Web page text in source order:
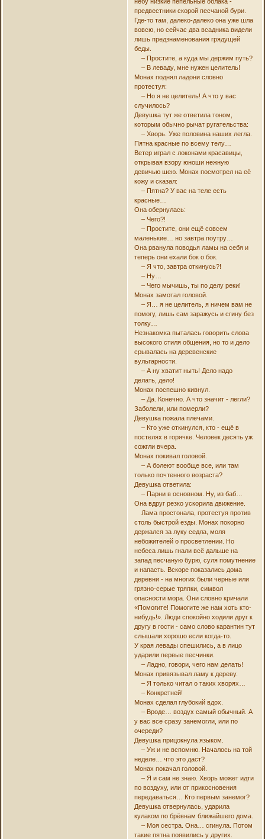
предвестники скорой песчаной бури.
Где-то там, далеко-далеко она уже шла
вовсю, но сейчас два всадника видели
лишь предзнаменования грядущей
беды.
– Простите, а куда мы держим путь?
– В леваду, мне нужен целитель!
Монах поднял ладони словно
протестуя:
– Но я не целитель! А что у вас
случилось?
Девушка тут же ответила тоном,
которым обычно рычат ругательства:
– Хворь. Уже половина наших легла.
Пятна красные по всему телу…
Ветер играл с локонами красавицы,
открывая взору юноши нежную
девичью шею. Монах посмотрел на её
кожу и сказал:
– Пятна? У вас на теле есть
красные…
Она обернулась:
– Чего?!
– Простите, они ещё совсем
маленькие… но завтра поутру…
Она рванула поводья ламы на себя и
теперь они ехали бок о бок.
– Я что, завтра откинусь?!
– Ну…
– Чего мычишь, ты по делу реки!
Монах замотал головой.
– Я… я не целитель, я ничем вам не
помогу, лишь сам заражусь и сгину без
толку…
Незнакомка пыталась говорить слова
высокого стиля общения, но то и дело
срывалась на деревенские
вульгарности.
– А ну хватит ныть! Дело надо
делать, дело!
Монах поспешно кивнул.
– Да. Конечно. А что значит - легли?
Заболели, или померли?
Девушка пожала плечами.
– Кто уже откинулся, кто - ещё в
постелях в горячке. Человек десять уж
сожгли вчера.
Монах покивал головой.
– А болеют вообще все, или там
только почтенного возраста?
Девушка ответила:
– Парни в основном. Ну, из баб…
Она вдруг резко ускорила движение.
Лама простонала, протестуя против
столь быстрой езды. Монах покорно
держался за луку седла, моля
небожителей о просветлении. Но
небеса лишь гнали всё дальше на
запад песчаную бурю, суля помутнение
и напасть. Вскоре показались дома
деревни - на многих были черные или
грязно-серые тряпки, символ
опасности мора. Они словно кричали
«Помогите! Помогите же нам хоть кто-
нибудь!». Люди спокойно ходили друг к
другу в гости - само слово карантин тут
слышали хорошо если когда-то.
У края левады спешились, а в лицо
ударили первые песчинки.
– Ладно, говори, чего нам делать!
Монах привязывал ламу к дереву.
– Я только читал о таких хворях…
– Конкретней!
Монах сделал глубокий вдох.
– Вроде… воздух самый обычный. А
у вас все сразу занемогли, или по
очереди?
Девушка прицокнула языком.
– Уж и не вспомню. Началось на той
неделе… что это даст?
Монах покачал головой.
– Я и сам не знаю. Хворь может идти
по воздуху, или от прикосновения
передаваться… Кто первым занемог?
Девушка отвернулась, ударила
кулаком по брёвнам ближайшего дома.
– Моя сестра. Она… сгинула. Потом
такие пятна появились у других.